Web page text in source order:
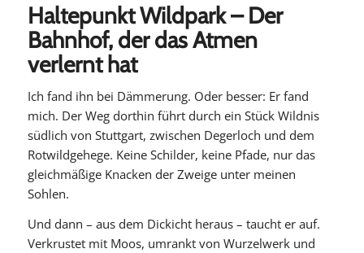
Haltepunkt Wildpark – Der
Bahnhof, der das Atmen
verlernt hat
Ich fand ihn bei Dämmerung. Oder besser: Er fand
mich. Der Weg dorthin führt durch ein Stück Wildnis
südlich von Stuttgart, zwischen Degerloch und dem
Rotwildgehege. Keine Schilder, keine Pfade, nur das
gleichmäßige Knacken der Zweige unter meinen
Sohlen.
Und dann – aus dem Dickicht heraus – taucht er auf.
Verkrustet mit Moos, umrankt von Wurzelwerk und